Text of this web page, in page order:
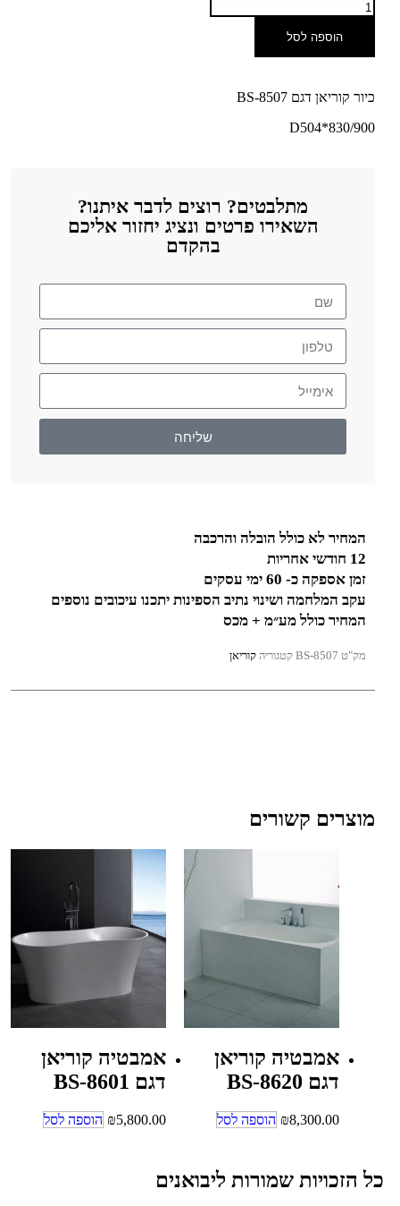
הוספה לסל
כיור קוריאן דגם BS-8507
D504*830/900
מתלבטים? רוצים לדבר איתנו?
השאירו פרטים ונציג יחזור אליכם
בהקדם
שליחה
מוצרים קשורים
אמבטיה קוריאן
דגם BS-8620
₪8,300.00 הוספה לסל
אמבטיה קוריאן
דגם BS-8601
₪5,800.00 הוספה לסל
המחיר לא כולל הובלה והרכבה
12 חודשי אחריות
זמן אספקה כ- 60 ימי עסקים
עקב המלחמה ושינוי נתיב הספינות יתכנו עיכובים נוספים
המחיר כולל מע״מ + מכס
מק"טBS-8507 קטגוריה קוריאן
כל הזכויות שמורות ליבואנים